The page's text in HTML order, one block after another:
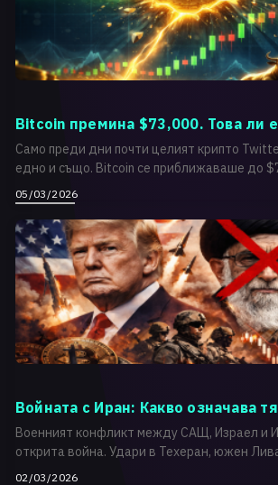
Bitcoin премина $73,000. Това ли
Само преди дни почти целият крипто
едно и също. Bitcoin се приближаваше до
05/03/2026
Войната с Иран: Какво означава
Военният конфликт между САЩ, Израел и
открита война. Удари в Техеран, южен
02/03/2026